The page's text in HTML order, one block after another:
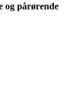
og pårørende